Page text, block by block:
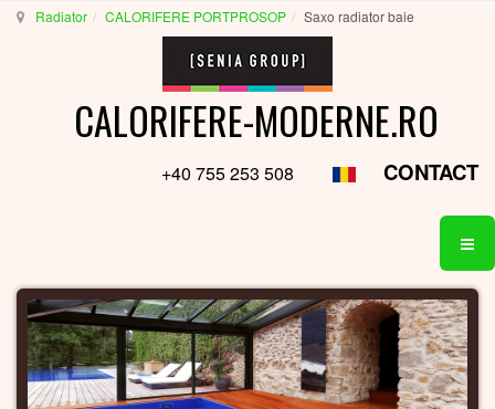
Radiator CALORIFERE PORTPROSOP Saxo radiator baie
CALORIFERE-MODERNE.RO
+40 755 253 508 CONTACT